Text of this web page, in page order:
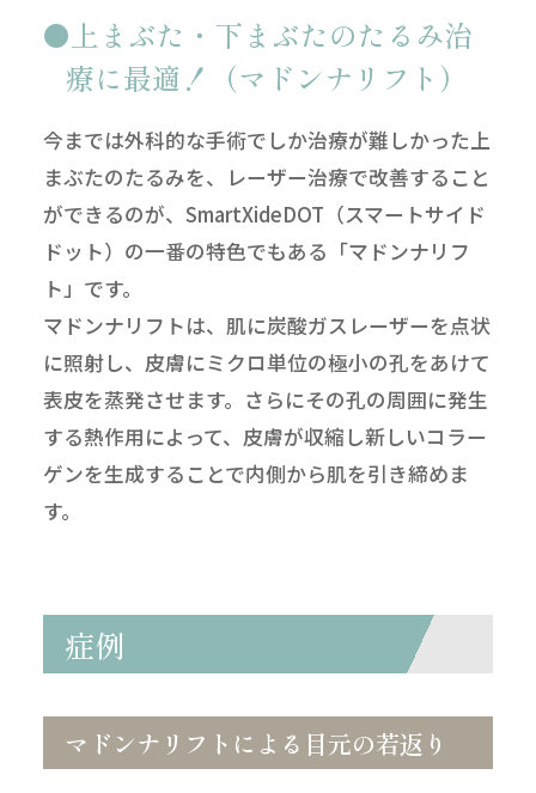
上まぶた・下まぶたのたるみ治
療に最適！（マドンナリフト）
今までは外科的な手術でしか治療が難しかった上
まぶたのたるみを、レーザー治療で改善すること
ができるのが、SmartXideDOT（スマートサイド
ドット）の一番の特色でもある「マドンナリフ
ト」です。
マドンナリフトは、肌に炭酸ガスレーザーを点状
に照射し、皮膚にミクロ単位の極小の孔をあけて
表皮を蒸発させます。さらにその孔の周囲に発生
する熱作用によって、皮膚が収縮し新しいコラー
ゲンを生成することで内側から肌を引き締めま
す。
症例
マドンナリフトによる目元の若返り